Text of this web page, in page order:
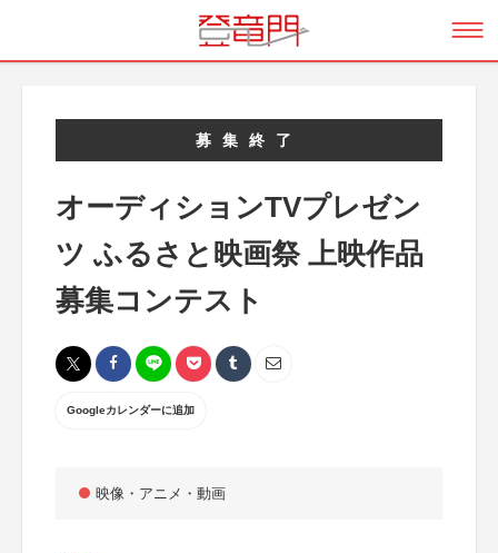
募集終了
オーディションTVプレゼン
ツ ふるさと映画祭 上映作品
募集コンテスト
Googleカレンダーに追加
映像・アニメ・動画